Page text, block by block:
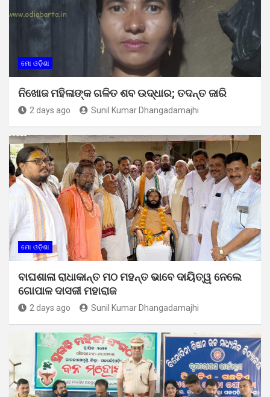
ମୋ ଓଡ଼ିଶା
ନିଖୋଜ ମହିଳାଙ୍କ ଗଳିତ ଶବ ଉଦ୍ଧାର; ତଦନ୍ତ ଜାରି
2 days ago Sunil Kumar Dhangadamajhi
ମୋ ଓଡ଼ିଶା
ବାଘଶାଳା ରାଧାକାନ୍ତ ମଠ ମହନ୍ତ ଭାବେ ଦାୟିତ୍ୱ ନେଲେ
ଗୋପାଳ ଦାସଜୀ ମହାରାଜ
2 days ago Sunil Kumar Dhangadamajhi